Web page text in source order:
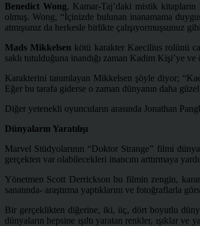
Benedict Wong, Kamar-Taj’daki mistik
olmuş. Wong, “İçinizde bulunan inanamama
atmışsınız da herkesle birlikte çalışıyormuşsunuz
Mads Mikkelsen kötü karakter Kaecilius rolünü
saklı tutulduğuna inandığı zaman Kadim Kişi’ye
Karakterini tanımlayan Mikkelsen şöyle diyor;
Eğer bu tarafa giderse o zaman dünyanın daha
Diğer yetenekli oyuncuların arasında Jonathan
Dünyaların Yaratılışı
Marvel Stüdyolarının “Doktor Strange” filmi
gerçekten var olabilecekleri inancını arttırmaya
Yönetmen Scott Derrickson bu filmin zengin,
sanatında- araştırma yaptıklarını ve fotoğraflarla
Bir gerçeklikten diğerine, iki, üç, dört boyutlu
dünyaların hepsine ışıltı yaratan renkler, ışıklar